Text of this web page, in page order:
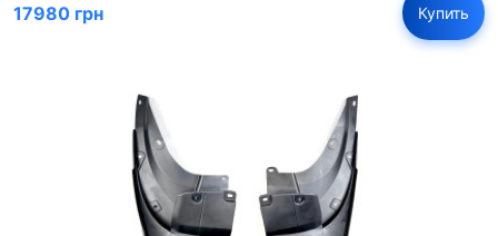
17980 грн Купить